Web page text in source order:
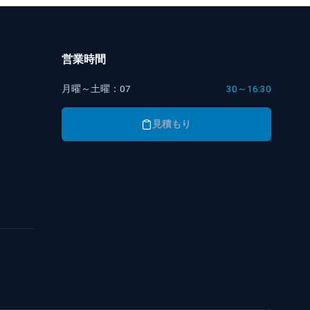
営業時間
月曜～土曜：07 30～16:30
見積もり